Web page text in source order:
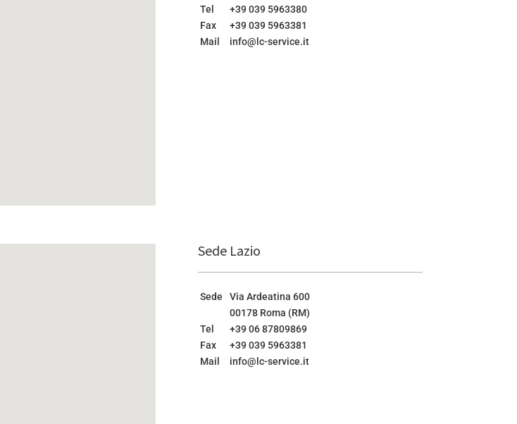
Tel
+39 039 5963380
Fax
+39 039 5963381
Mail
info@lc-service.it
Sede Lazio
Sede
Via Ardeatina 600
00178 Roma (RM)
Tel
+39 06 87809869
Fax
+39 039 5963381
Mail
info@lc-service.it